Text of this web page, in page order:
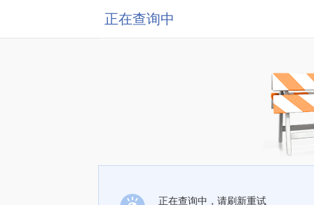
正在查询中
正在查询中，请刷新重试